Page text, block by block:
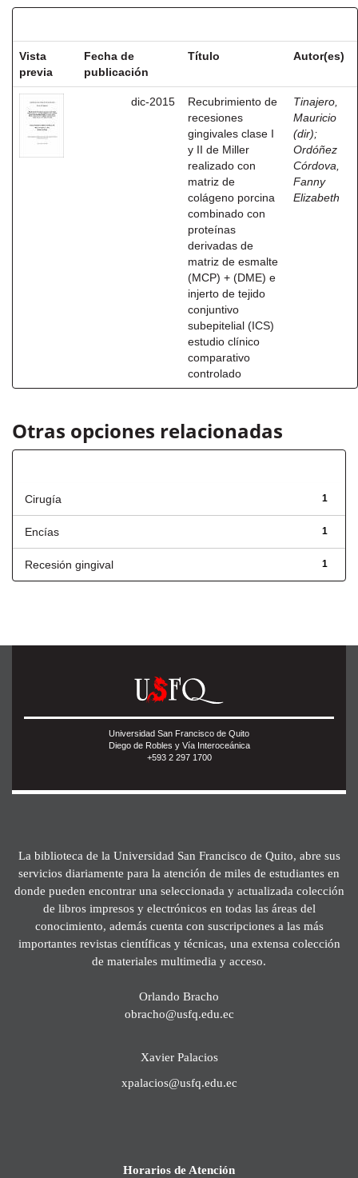
Vista
previa
Fecha de
publicación
Título Autor(es)
dic-2015
Recubrimiento de
recesiones
gingivales clase I
y II de Miller
realizado con
matriz de
colágeno porcina
combinado con
proteínas
derivadas de
matriz de esmalte
(MCP) + (DME) e
injerto de tejido
conjuntivo
subepitelial (ICS)
estudio clínico
comparativo
controlado
Tinajero,
Mauricio
(dir);
Ordóñez
Córdova,
Fanny
Elizabeth
Otras opciones relacionadas
1
Cirugía
1
Encías
1
Recesión gingival
Universidad San Francisco de Quito
Diego de Robles y Vía Interoceánica
+593 2 297 1700
La biblioteca de la Universidad San Francisco de Quito, abre sus
servicios diariamente para la atención de miles de estudiantes en
donde pueden encontrar una seleccionada y actualizada colección
de libros impresos y electrónicos en todas las áreas del
conocimiento, además cuenta con suscripciones a las más
importantes revistas científicas y técnicas, una extensa colección
de materiales multimedia y acceso.
Orlando Bracho
obracho@usfq.edu.ec
Xavier Palacios
xpalacios@usfq.edu.ec
Horarios de Atención